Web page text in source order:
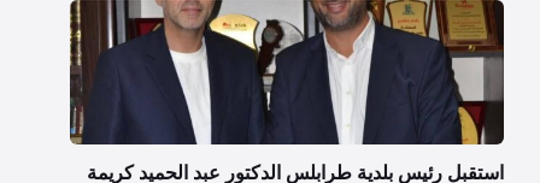
استقبل رئيس بلدية طرابلس الدكتور عبد الحميد كريمة